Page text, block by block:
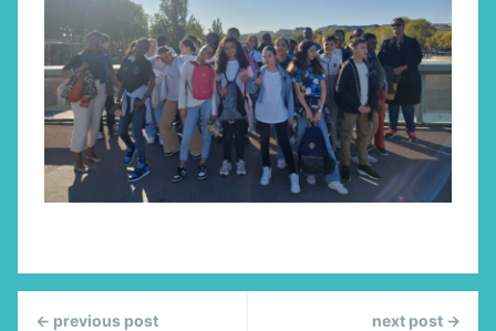
Continue
← previous post
next post →